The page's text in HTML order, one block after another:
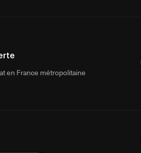
en France métropolitaine